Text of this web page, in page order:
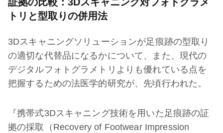
証拠の比較：3Dスキャニング対フォトグラメ
トリと型取りの併用法
3Dスキャニングソリューションが足痕跡の型取り
の適切な代替品になるかについて、また、現代の
デジタルフォトグラメトリよりも優れている点を
把握するための法医学的研究が、先頃行われた。
『携帯式3Dスキャニング技術を用いた足痕跡の証
拠の採取（Recovery of Footwear Impression